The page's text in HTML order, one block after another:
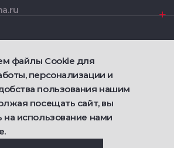
файлы Cookie для
персонализации и
пользования нашим
посещать сайт, вы
на использование нами